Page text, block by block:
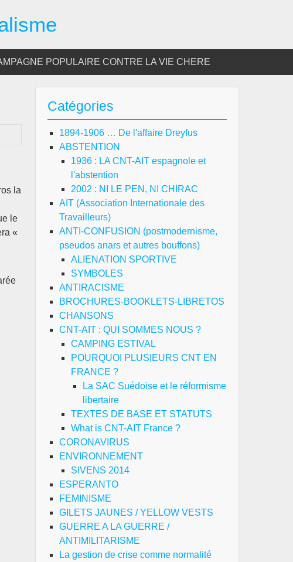
POPULAIRE CONTRE LA VIE CHERE
la
le
«
Catégories
1894-1906 … De l'affaire Dreyfus
ABSTENTION
1936 : LA CNT-AIT espagnole et
l'abstention
2002 : NI LE PEN, NI CHIRAC
AIT (Association Internationale des
Travailleurs)
ANTI-CONFUSION (postmodernisme,
pseudos anars et autres bouffons)
ALIENATION SPORTIVE
SYMBOLES
ANTIRACISME
BROCHURES-BOOKLETS-LIBRETOS
CHANSONS
CNT-AIT : QUI SOMMES NOUS ?
CAMPING ESTIVAL
POURQUOI PLUSIEURS CNT EN
FRANCE ?
La SAC Suédoise et le réformisme
libertaire
TEXTES DE BASE ET STATUTS
What is CNT-AIT France ?
CORONAVIRUS
ENVIRONNEMENT
SIVENS 2014
ESPERANTO
FEMINISME
GILETS JAUNES / YELLOW VESTS
GUERRE A LA GUERRE /
ANTIMILITARISME
La gestion de crise comme normalité